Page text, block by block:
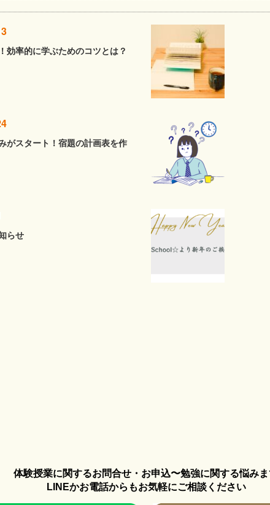
効率的に学ぶためのコツとは？
がスタート！宿題の計画表を作
らせ
体験授業に関するお問合せ・お申込〜勉強に関する悩み
LINEかお電話からもお気軽にご相談ください